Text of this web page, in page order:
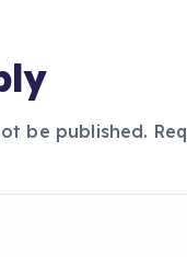
be published.